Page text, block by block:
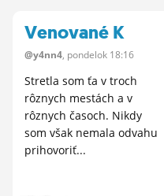
Venované K
@y4nn4, pondelok 18:16
Stretla som ťa v troch
rôznych mestách a v
rôznych časoch. Nikdy
som však nemala odvahu
prihovoriť...